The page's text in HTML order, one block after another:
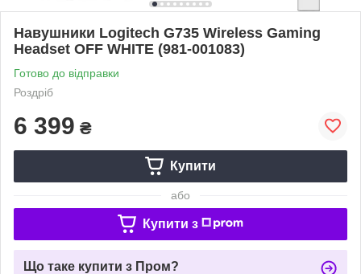
Навушники Logitech G735 Wireless Gaming
Headset OFF WHITE (981-001083)
Готово до відправки
Роздріб
6 399 ₴
Купити
або
Купити з
Що таке купити з Пром?